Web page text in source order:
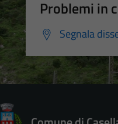
Problemi in
Segnala